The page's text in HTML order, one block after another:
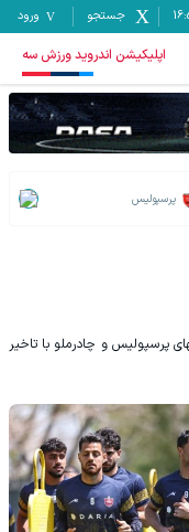
جستجو ورود
اپلیکیشن اندروید ورزش سه
پرسپولیس
پرسپولیس و چادرملو با تاخیر